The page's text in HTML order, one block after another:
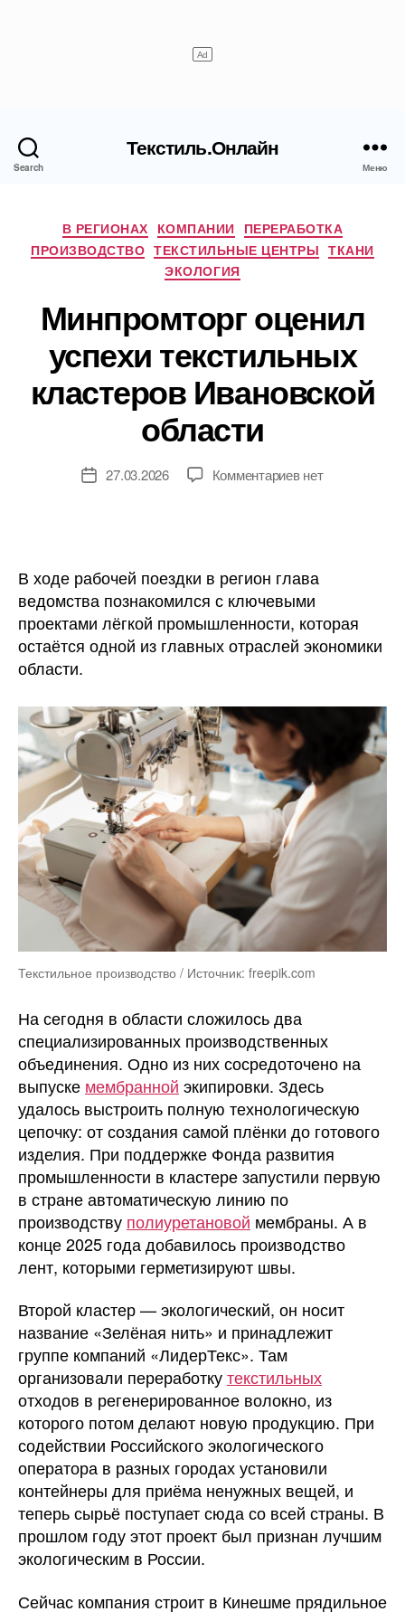
Search
Текстиль.Онлайн
Меню
Рубрики
В РЕГИОНАХ КОМПАНИИ ПЕРЕРАБОТКА
ПРОИЗВОДСТВО ТЕКСТИЛЬНЫЕ ЦЕНТРЫ ТКАНИ
ЭКОЛОГИЯ
Минпромторг оценил
успехи текстильных
кластеров Ивановской
области
Дата27.03.2026 Комментариевк
текстильных
Ивановской
области
нет
В ходе рабочей поездки в регион глава
ведомства познакомился с ключевыми
проектами лёгкой промышленности, которая
остаётся одной из главных отраслей экономики
области.
Текстильное производство / Источник: freepik.com
На сегодня в области сложилось два
специализированных производственных
объединения. Одно из них сосредоточено на
выпуске мембранной экипировки. Здесь
удалось выстроить полную технологическую
цепочку: от создания самой плёнки до готового
изделия. При поддержке Фонда развития
промышленности в кластере запустили первую
в стране автоматическую линию по
производству полиуретановой мембраны. А в
конце 2025 года добавилось производство
лент, которыми герметизируют швы.
Второй кластер — экологический, он носит
название «Зелёная нить» и принадлежит
группе компаний «ЛидерТекс». Там
организовали переработкутекстильных
отходов в регенерированное волокно, из
которого потом делают новую продукцию. При
содействии Российского экологического
оператора в разных городах установили
контейнеры для приёма ненужных вещей, и
теперь сырьё поступает сюда со всей страны. В
прошлом году этот проект был признан лучшим
экологическим в России.
Сейчас компания строит в Кинешме прядильное